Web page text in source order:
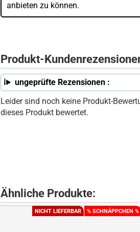
anbieten zu können.
Produkt-
ungeprüfte Rezensionen :
Leider sind noch keine Produkt-
dieses Produkt bewertet.
Ähnliche Produkte:
NICHT LIEFERBAR % SCHNÄPPCHEN %